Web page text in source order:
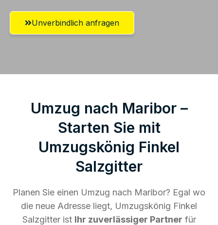
Unverbindlich anfragen
Umzug nach Maribor –
Starten Sie mit
Umzugskönig Finkel
Salzgitter
Planen Sie einen Umzug nach Maribor? Egal wo
die neue Adresse liegt, Umzugskönig Finkel
Salzgitter ist Ihr zuverlässiger Partner für